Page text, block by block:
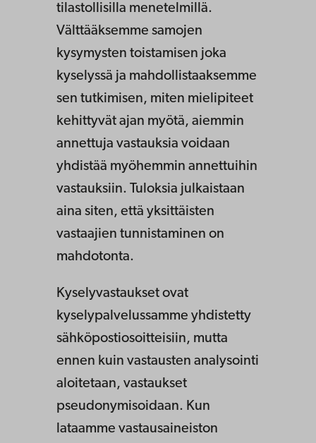
tilastollisilla menetelmillä.
Välttääksemme samojen
kysymysten toistamisen joka
kyselyssä ja mahdollistaaksemme
sen tutkimisen, miten mielipiteet
kehittyvät ajan myötä, aiemmin
annettuja vastauksia voidaan
yhdistää myöhemmin annettuihin
vastauksiin. Tuloksia julkaistaan
aina siten, että yksittäisten
vastaajien tunnistaminen on
mahdotonta.
Kyselyvastaukset ovat
kyselypalvelussamme yhdistetty
sähköpostiosoitteisiin, mutta
ennen kuin vastausten analysointi
aloitetaan, vastaukset
pseudonymisoidaan. Kun
lataamme vastausaineiston